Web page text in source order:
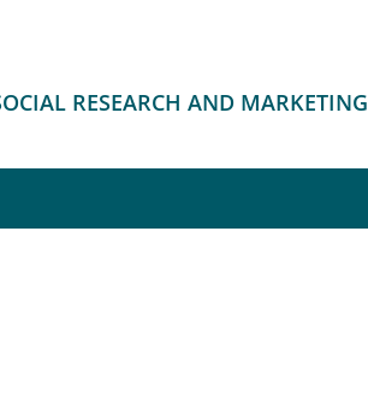
RESEARCH AND MARKETING